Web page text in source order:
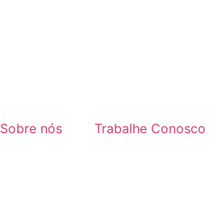
Sobre nós Trabalhe Conosco